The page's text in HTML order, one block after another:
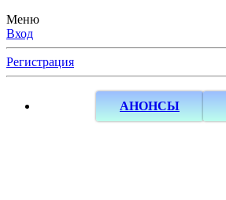
Меню
Вход
Регистрация
АНОНСЫ